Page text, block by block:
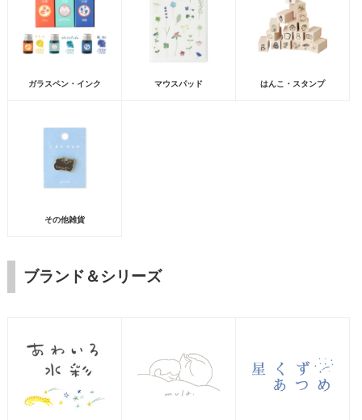
ガラスペン・インク マウスパッド はんこ・スタンプ
その他雑貨
ブランド＆シリーズ